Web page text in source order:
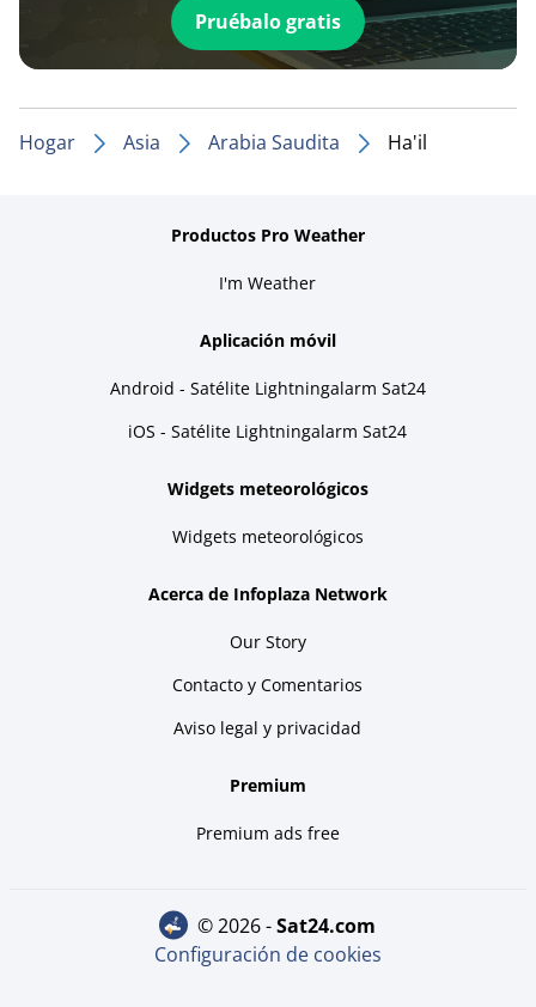
Pruébalo gratis
Hogar Asia Arabia Saudita Ha'il
Productos Pro Weather
I'm Weather
Aplicación móvil
Android - Satélite Lightningalarm Sat24
iOS - Satélite Lightningalarm Sat24
Widgets meteorológicos
Widgets meteorológicos
Acerca de Infoplaza Network
Our Story
Contacto y Comentarios
Aviso legal y privacidad
Premium
Premium ads free
© 2026 - sat24.com
Configuración de cookies